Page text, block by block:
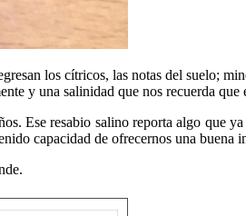
los cítricos, las notas del suelo;
y una salinidad que nos recuerda
Ese resabio salino reporta algo
capacidad de ofrecernos una buena